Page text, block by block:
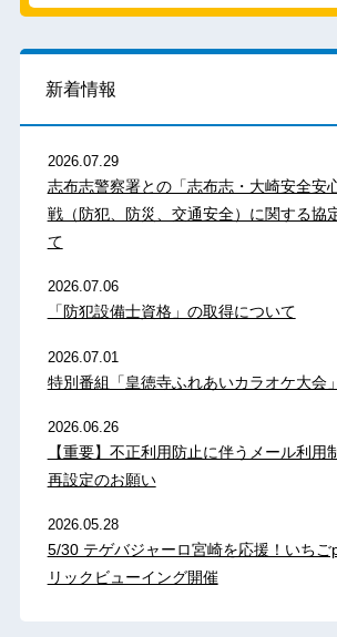
新着情報
2026.07.29
志布志警察署との「志布志・大崎安全安
戦（防犯、防災、交通安全）に関する協
て
2026.07.06
「防犯設備士資格」の取得について
2026.07.01
特別番組「皇徳寺ふれあいカラオケ大会」
2026.06.26
【重要】不正利用防止に伴うメール利用
再設定のお願い
2026.05.28
5/30 テゲバジャーロ宮崎を応援！いち
リックビューイング開催